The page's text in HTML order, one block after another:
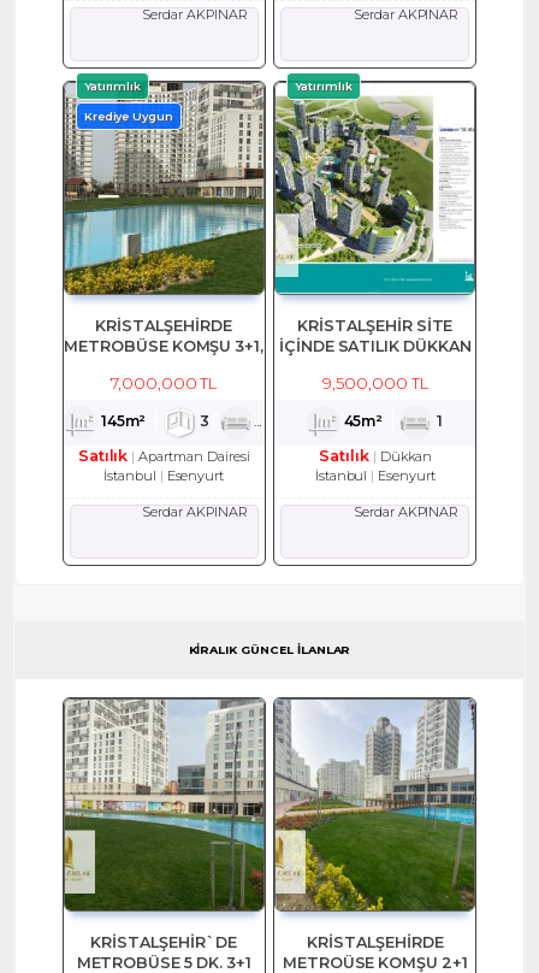
Serdar AKPINAR Serdar AKPINAR
Yatırımlık
Krediye Uygun
KRİSTALŞEHİRDE
METROBÜSE KOMŞU 3+1,
DAİRE
7,000,000 TL
145m² 3
2
Satılık
Apartman Dairesi
İstanbul
Esenyurt
Serdar AKPINAR
Yatırımlık
KRİSTALŞEHİR SİTE
İÇİNDE SATILIK DÜKKAN
9,500,000 TL
45m²
1
Satılık
Dükkan
İstanbul
Esenyurt
Serdar AKPINAR
KİRALIK GÜNCEL İLANLAR
KRİSTALŞEHİR`DE
METROBÜSE 5 DK. 3+1
KRİSTALŞEHİRDE
METROÜSE KOMŞU 2+1